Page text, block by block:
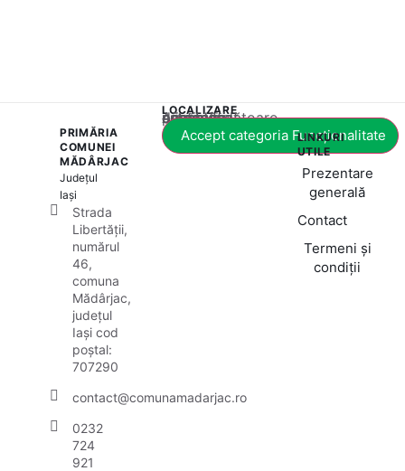
PRIMĂRIA
COMUNEI
MĂDÂRJAC
Județul
Iași
Strada
Libertății,
numărul
46,
comuna
Mădârjac,
județul
Iași cod
poștal:
707290
contact@comunamadarjac.ro
0232
724
921
LOCALIZARE
Acest conținut este blocat până când acceptați categoria corespunzătoare de cookie-uri.
Accept categoria Funcționalitate
LINKURI
UTILE
Prezentare
generală
Contact
Termeni și
condiții